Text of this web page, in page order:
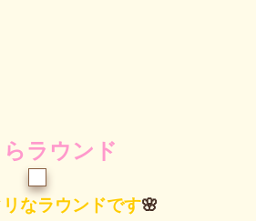
ラウンド
なラウンドです🌸